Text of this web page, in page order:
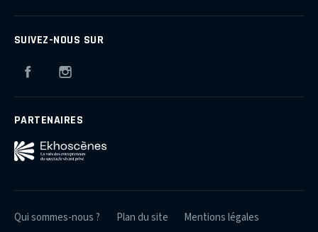
SUIVEZ-NOUS SUR
Facebook
PARTENAIRES
Qui sommes-nous ? Plan du site Mentions légales